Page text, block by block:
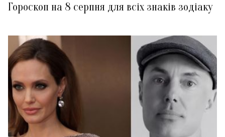
Гороскоп на 8 серпня для всіх знаків зодіаку